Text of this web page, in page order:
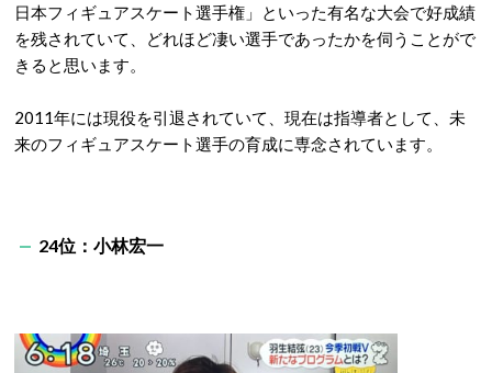
日本フィギュアスケート選手権」といった有名な大会で好成績
を残されていて、どれほど凄い選手であったかを伺うことがで
きると思います。
2011年には現役を引退されていて、現在は指導者として、未
来のフィギュアスケート選手の育成に専念されています。
24位：小林宏一